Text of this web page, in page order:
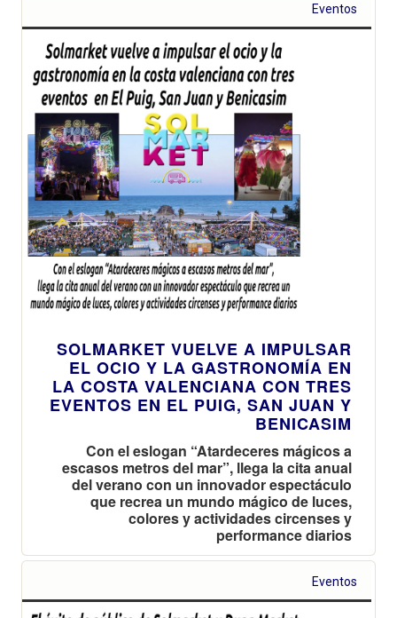
Eventos
SOLMARKET VUELVE A IMPULSAR
EL OCIO Y LA GASTRONOMÍA EN
LA COSTA VALENCIANA CON TRES
EVENTOS EN EL PUIG, SAN JUAN Y
BENICASIM
Con el eslogan “Atardeceres mágicos a
escasos metros del mar”, llega la cita anual
del verano con un innovador espectáculo
que recrea un mundo mágico de luces,
colores y actividades circenses y
performance diarios
Eventos